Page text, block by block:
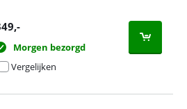
,-
Morgen bezorgd
Vergelijken